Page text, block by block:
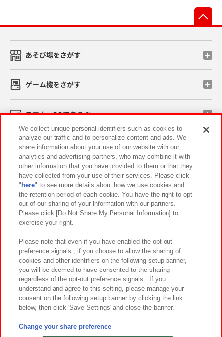
あそび場をさがす
ゲーム機をさがす
スマホ・PCであそぶ
イベント・キャンペーン
関連会社 サステナビリティ サイトポリシー
プライバシーポリシー ウェブアクセシビリティ方針と検証結果
お取引先さまとともに
カスタマーハラスメント対応方針 よくあるご質問・お問い合わせ
©Bandai Namco Amusement Inc.
©Bandai Namco Amusement Lab Inc.
We collect unique personal identifiers such as cookies to
analyze our traffic and to personalize content and ads. We
share information about your use of our website with our
analytics and advertising partners, who may combine it with
other information that you have provided to them or that they
have collected from your use of their services. Please click
" here" to see more details about how we use cookies and
the retention period of each cookie. You have the right to opt
out of our sharing of your information with our partners.
Please click [Do Not Share My Personal Information] to
exercise your right.
Please note that even if you have enabled the opt-out
preference signals , if you choose to allow the sharing of
cookies and other identifiers on the following setup banner,
you will be deemed to have consented to the sharing
regardless of the opt-out preference signals . If you
understand and agree to this setting, please manage your
consent on the following setup banner by clicking the link
below, then click 'Save Settings' and close the banner.
Change your share preference